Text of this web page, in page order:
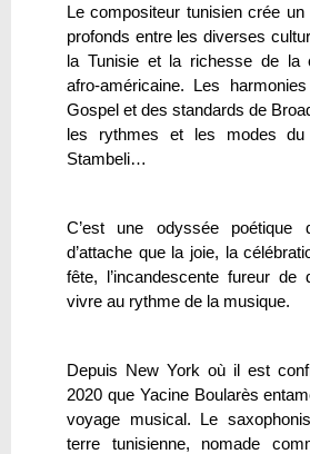
Le compositeur tunisien crée un
profonds entre les diverses
la Tunisie et la richesse de la
afro-américaine. Les
Gospel et des standards de
les rythmes et les modes
Stambeli…
C’est une odyssée poétique
d’attache que la joie, la
fête, l’incandescente fureur de
vivre au rythme de la musique.
Depuis New York où il est
2020 que Yacine Boularès
voyage musical. Le
terre tunisienne, nomade